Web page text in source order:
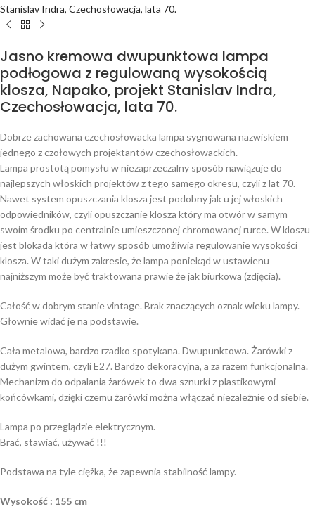
Stanislav Indra, Czechosłowacja, lata 70.
Jasno kremowa dwupunktowa lampa
podłogowa z regulowaną wysokością
klosza, Napako, projekt Stanislav Indra,
Czechosłowacja, lata 70.
Dobrze zachowana czechosłowacka lampa sygnowana nazwiskiem
jednego z czołowych projektantów czechosłowackich.
Lampa prostotą pomysłu w niezaprzeczalny sposób nawiązuje do
najlepszych włoskich projektów z tego samego okresu, czyli z lat 70.
Nawet system opuszczania klosza jest podobny jak u jej włoskich
odpowiedników, czyli opuszczanie klosza który ma otwór w samym
swoim środku po centralnie umieszczonej chromowanej rurce. W kloszu
jest blokada która w łatwy sposób umożliwia regulowanie wysokości
klosza. W taki dużym zakresie, że lampa poniekąd w ustawienu
najniższym może być traktowana prawie że jak biurkowa (zdjęcia).
Całość w dobrym stanie vintage. Brak znaczących oznak wieku lampy.
Głownie widać je na podstawie.
Cała metalowa, bardzo rzadko spotykana. Dwupunktowa. Żarówki z
dużym gwintem, czyli E27. Bardzo dekoracyjna, a za razem funkcjonalna.
Mechanizm do odpalania żarówek to dwa sznurki z plastikowymi
końcówkami, dzięki czemu żarówki można włączać niezależnie od siebie.
Lampa po przeglądzie elektrycznym.
Brać, stawiać, używać !!!
Podstawa na tyle ciężka, że zapewnia stabilność lampy.
Wysokość : 155 cm